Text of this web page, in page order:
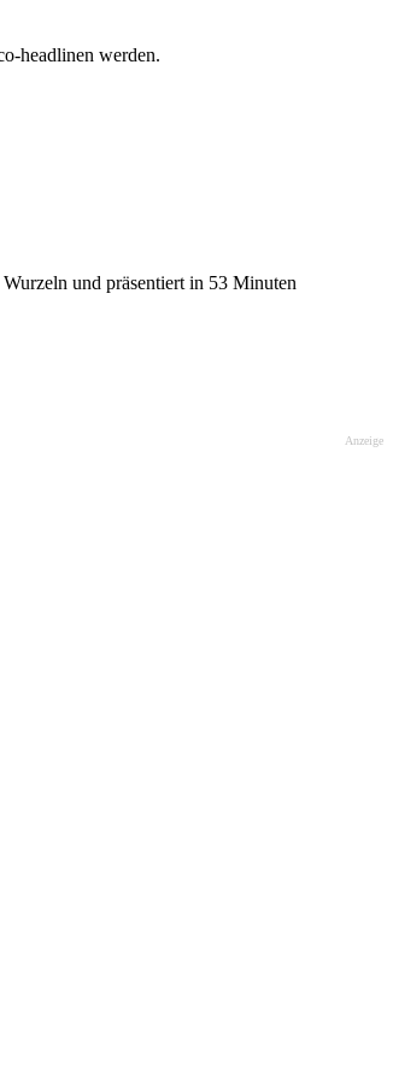
headlinen werden.
und präsentiert in 53 Minuten
Anzeige